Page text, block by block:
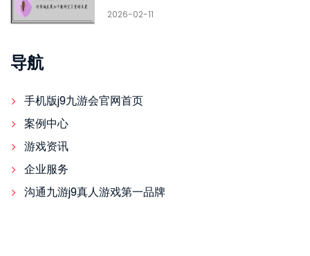
2026-02-11
导航
手机版j9九游会官网首页
案例中心
游戏资讯
企业服务
沟通九游j9真人游戏第一品牌